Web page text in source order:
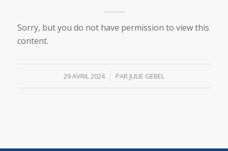
Sorry, but you do not have permission to view this
content.
29 AVRIL 2024
/ PAR JULIE GEBEL